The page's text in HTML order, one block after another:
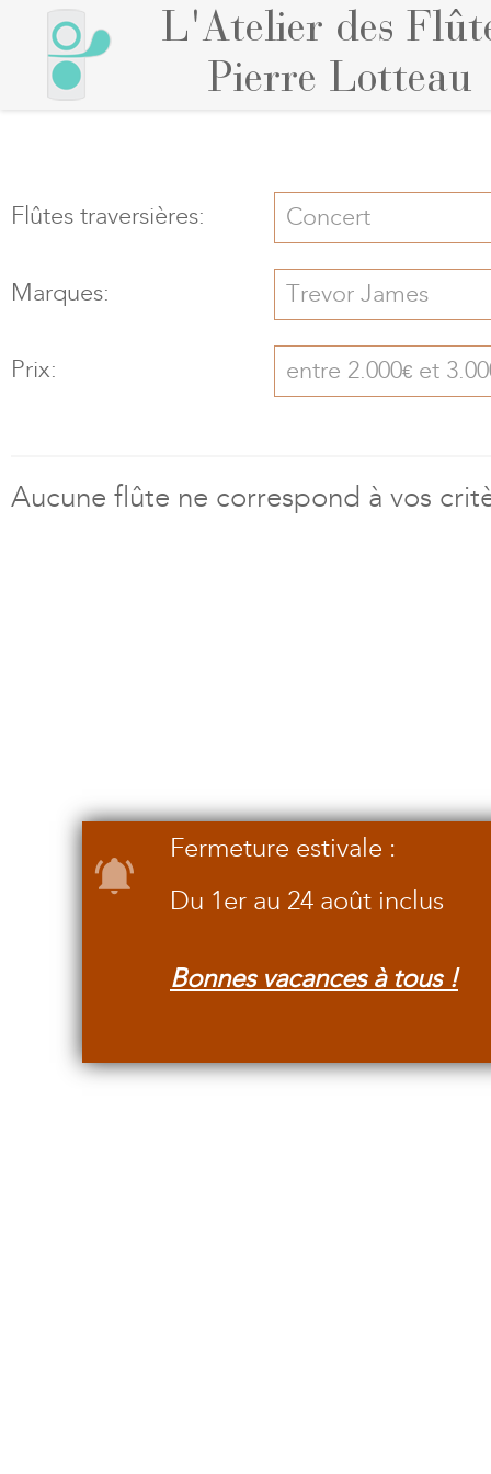
L'Atelier des
Pierre Lotteau
Flûtes traversières: Concert
Marques: Trevor James
Prix: entre 2.000€ et
Aucune flûte ne correspond à vos
Fermeture estivale :
Du 1er au 24 août inclus
Bonnes vacances à tous !